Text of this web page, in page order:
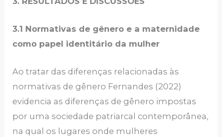
3.1 Normativas de gênero e a maternidade
como papel identitário da mulher
Ao tratar das diferenças relacionadas às
normativas de gênero Fernandes (2022)
evidencia as diferenças de gênero impostas
por uma sociedade patriarcal contemporânea,
na qual os lugares onde mulheres